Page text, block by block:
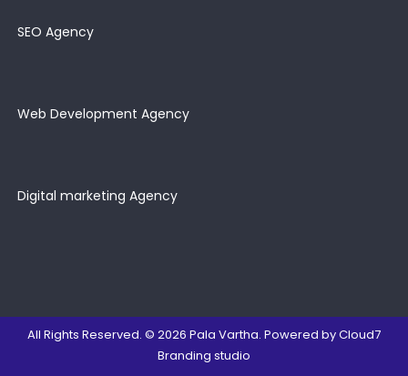
SEO Agency
Web Development Agency
Digital marketing Agency
All Rights Reserved. © 2026 Pala Vartha. Powered byCloud7
Branding studio